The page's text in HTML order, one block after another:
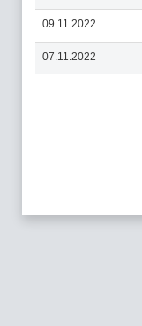
09.11.2022
07.11.2022